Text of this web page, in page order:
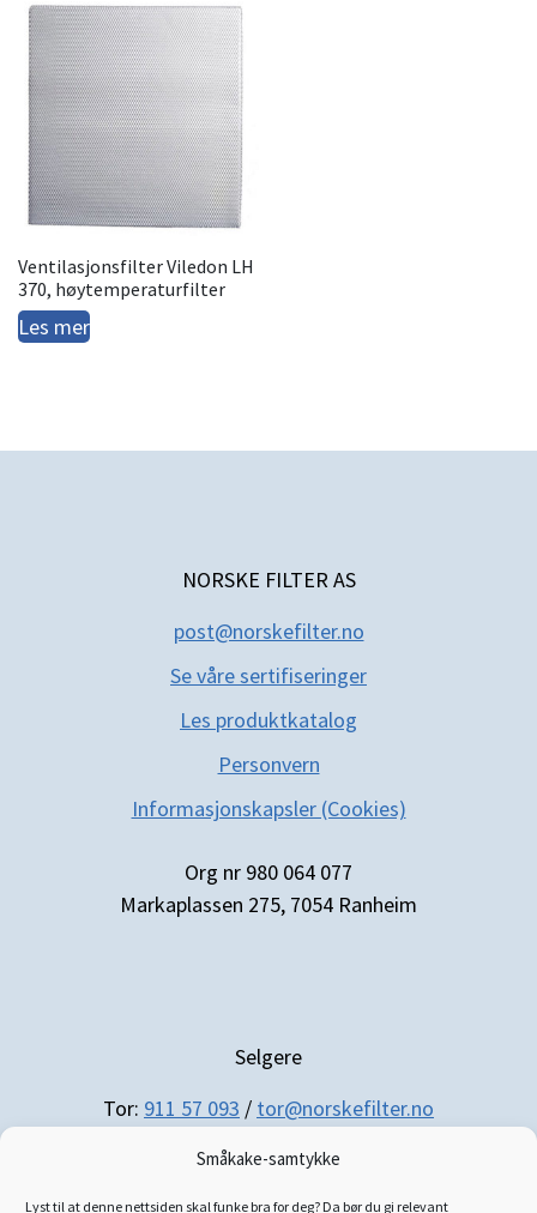
Småkake-samtykke
Lyst til at denne nettsiden skal funke bra for deg? Da bør du gi relevant
Ventilasjonsfilter Viledon LH
370, høytemperaturfilter
Les mer
NORSKE FILTER AS
post@norskefilter.no
Se våre sertifiseringer
Les produktkatalog
Personvern
Informasjonskapsler (Cookies)
Org nr 980 064 077
Markaplassen 275, 7054 Ranheim
Selgere
Tor: 911 57 093 / tor@norskefilter.no